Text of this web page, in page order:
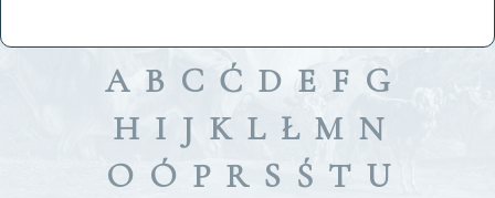
A B C Ć D E F G
H I J K L Ł M N
O Ó P R S Ś T U